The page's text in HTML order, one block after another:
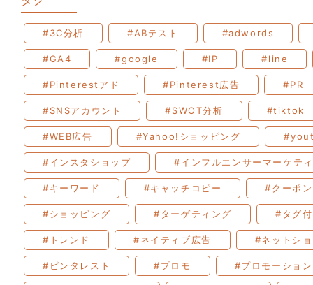
#3C分析 #ABテスト #adwords
#GA4 #google #IP #line
#Pinterestアド #Pinterest広告 #PR
#SNSアカウント #SWOT分析 #tiktok
#WEB広告 #Yahoo!ショッピング
#インスタショップ #インフルエンサーマーケテ
#キーワード #キャッチコピー #クーポン
#ショッピング #ターゲティング #タグ
#トレンド #ネイティブ広告 #ネットシ
#ピンタレスト #プロモ #プロモーション